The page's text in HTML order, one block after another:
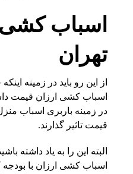
اسباب کشی
تهران
از این رو باید در زمینه
اسباب کشی ارزان قیمت
در زمینه باربری اسباب
قیمت تاثیر گذارند.
البته این را به یاد داشته
اسباب کشی ارزان با